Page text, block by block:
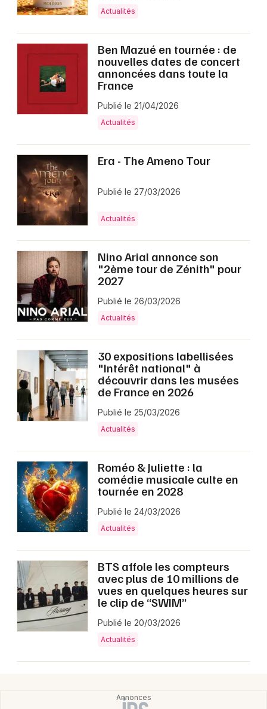
Actualités
Ben Mazué en tournée : de
nouvelles dates de concert
annoncées dans toute la
France
Publié le 21/04/2026
Actualités
Era - The Ameno Tour
Publié le 27/03/2026
Actualités
Nino Arial annonce son
"2ème tour de Zénith" pour
2027
Publié le 26/03/2026
Actualités
30 expositions labellisées
"Intérêt national" à
découvrir dans les musées
de France en 2026
Publié le 25/03/2026
Actualités
Roméo & Juliette : la
comédie musicale culte en
tournée en 2028
Publié le 24/03/2026
Actualités
BTS affole les compteurs
avec plus de 10 millions de
vues en quelques heures sur
le clip de “SWIM”
Publié le 20/03/2026
Actualités